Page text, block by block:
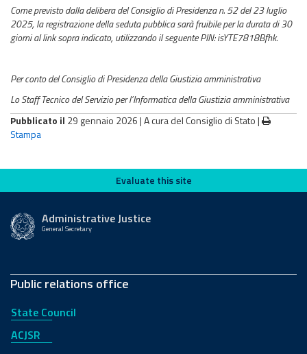
Come previsto dalla delibera del Consiglio di Presidenza n. 52 del 23 luglio
2025, la registrazione della seduta pubblica sarà fruibile per la durata di 30
giorni al link sopra indicato, utilizzando il seguente PIN: isYTE7818Bfhk.
Per conto del Consiglio di Presidenza della Giustizia amministrativa
Lo Staff Tecnico del Servizio per l’Informatica della Giustizia amministrativa
Pubblicato il 29 gennaio 2026 |A cura del Consiglio di Stato|
Stampa
Evaluate this siteEvaluate this site
Administrative Justice
General Secretary
Public relations office
State Council
ACJSR